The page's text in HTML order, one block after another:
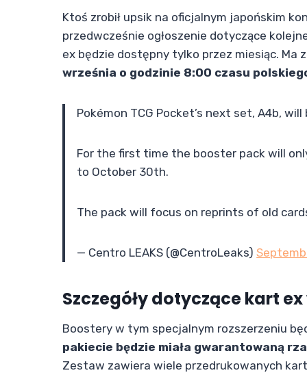
Ktoś zrobił upsik na oficjalnym japońskim
przedwcześnie ogłoszenie dotyczące
ex będzie dostępny tylko przez miesiąc.
września o godzinie 8:00 czasu
Pokémon TCG Pocket’s next set, A4b, will
For the first time the booster pack will
to October 30th.
The pack will focus on reprints of old
— Centro LEAKS (@CentroLeaks)
Szczegóły dotyczące kart
Boostery w tym specjalnym rozszerzeniu
pakiecie będzie miała gwarantowaną
Zestaw zawiera wiele przedrukowanych